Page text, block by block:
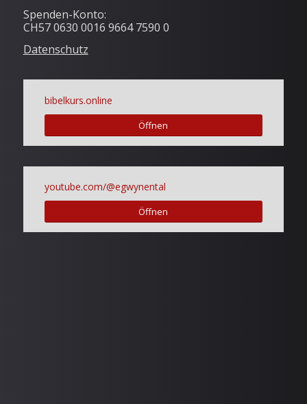
Spenden-Konto:
CH57 0630 0016 9664 7590 0
Datenschutz
bibelkurs.online
Öffnen
youtube.com/@egwynental
Öffnen